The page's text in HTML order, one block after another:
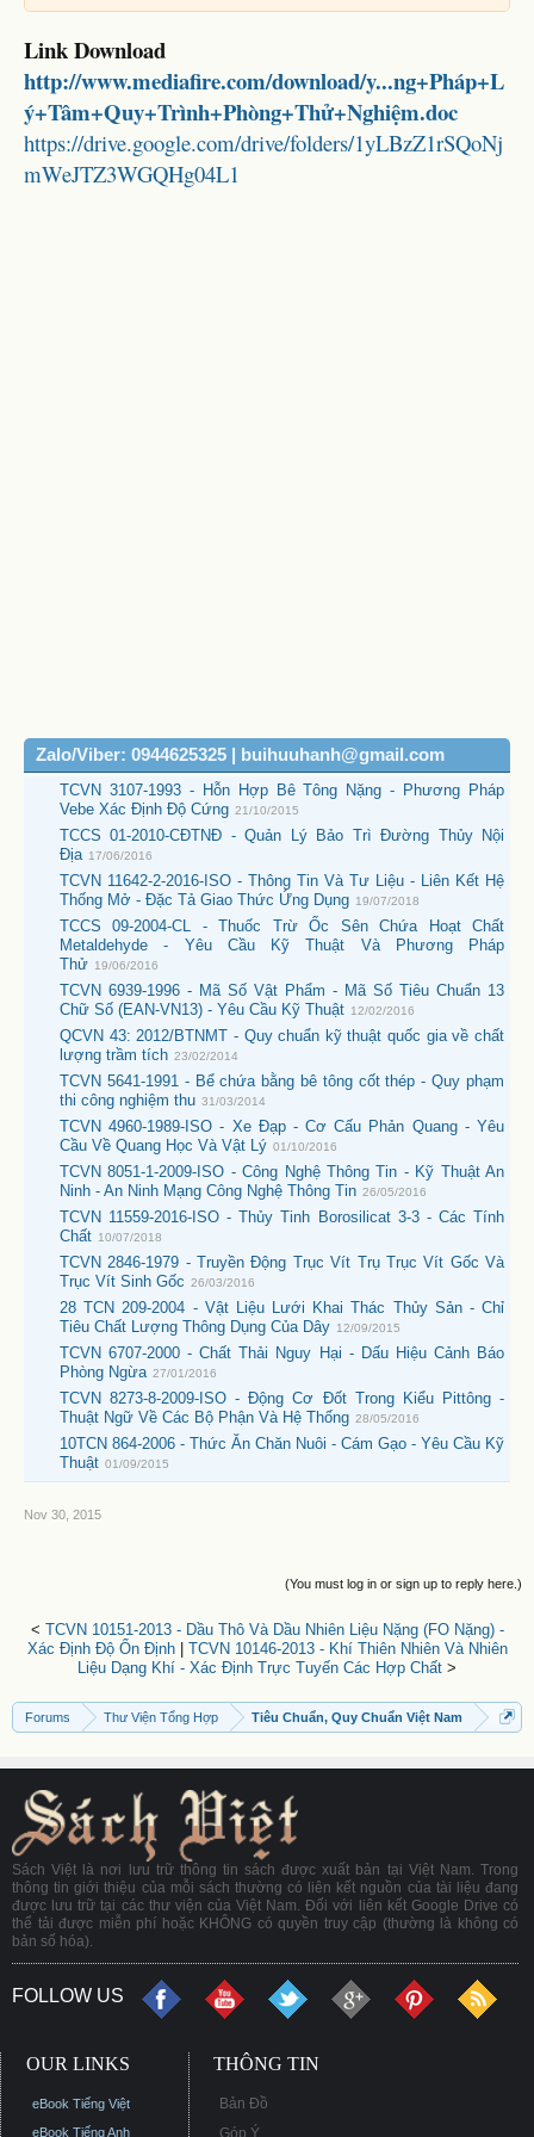
Link Download
http://www.mediafire.com/download/y...ng+Pháp+L
ý+Tâm+Quy+Trình+Phòng+Thử+Nghiệm.doc
https://drive.google.com/drive/folders/1yLBzZ1rSQoNj
mWeJTZ3WGQHg04L1
Zalo/Viber: 0944625325 | buihuuhanh@gmail.com
TCVN 3107-1993 - Hỗn Hợp Bê Tông Nặng - Phương Pháp
Vebe Xác Định Độ Cứng 21/10/2015
TCCS 01-2010-CĐTNĐ - Quản Lý Bảo Trì Đường Thủy Nội
Địa 17/06/2016
TCVN 11642-2-2016-ISO - Thông Tin Và Tư Liệu - Liên Kết Hệ
Thống Mở - Đặc Tả Giao Thức Ứng Dụng 19/07/2018
TCCS 09-2004-CL - Thuốc Trừ Ốc Sên Chứa Hoạt Chất
Metaldehyde - Yêu Cầu Kỹ Thuật Và Phương Pháp
Thử 19/06/2016
TCVN 6939-1996 - Mã Số Vật Phẩm - Mã Số Tiêu Chuẩn 13
Chữ Số (EAN-VN13) - Yêu Cầu Kỹ Thuật 12/02/2016
QCVN 43: 2012/BTNMT - Quy chuẩn kỹ thuật quốc gia về chất
lượng trầm tích 23/02/2014
TCVN 5641-1991 - Bể chứa bằng bê tông cốt thép - Quy phạm
thi công nghiệm thu 31/03/2014
TCVN 4960-1989-ISO - Xe Đạp - Cơ Cấu Phản Quang - Yêu
Cầu Về Quang Học Và Vật Lý 01/10/2016
TCVN 8051-1-2009-ISO - Công Nghệ Thông Tin - Kỹ Thuật An
Ninh - An Ninh Mạng Công Nghệ Thông Tin 26/05/2016
TCVN 11559-2016-ISO - Thủy Tinh Borosilicat 3-3 - Các Tính
Chất 10/07/2018
TCVN 2846-1979 - Truyền Động Trục Vít Trụ Trục Vít Gốc Và
Trục Vít Sinh Gốc 26/03/2016
28 TCN 209-2004 - Vật Liệu Lưới Khai Thác Thủy Sản - Chỉ
Tiêu Chất Lượng Thông Dụng Của Dây 12/09/2015
TCVN 6707-2000 - Chất Thải Nguy Hại - Dấu Hiệu Cảnh Báo
Phòng Ngừa 27/01/2016
TCVN 8273-8-2009-ISO - Động Cơ Đốt Trong Kiểu Pittông -
Thuật Ngữ Về Các Bộ Phận Và Hệ Thống 28/05/2016
10TCN 864-2006 - Thức Ăn Chăn Nuôi - Cám Gạo - Yêu Cầu Kỹ
Thuật 01/09/2015
Nov 30, 2015
(You must log in or sign up to reply here.)
< TCVN 10151-2013 - Dầu Thô Và Dầu Nhiên Liệu Nặng (FO Nặng) -
Xác Định Độ Ổn Định| TCVN 10146-2013 - Khí Thiên Nhiên Và Nhiên
Liệu Dạng Khí - Xác Định Trực Tuyến Các Hợp Chất >
Forums Thư Viện Tổng Hợp Tiêu Chuẩn, Quy Chuẩn Việt Nam
Sách Việt là nơi lưu trữ thông tin sách được xuất bản tại Việt Nam. Trong
thông tin giới thiệu của mỗi sách thường có liên kết nguồn của tài liệu đang
được lưu trữ tại các thư viện của Việt Nam. Đối với liên kết Google Drive có
thể tải được miễn phí hoặc KHÔNG có quyền truy cập (thường là không có
bản số hóa).
FOLLOW US
OUR LINKS
eBook Tiếng Việt
eBook Tiếng Anh
THÔNG TIN
Bản Đồ
Góp Ý